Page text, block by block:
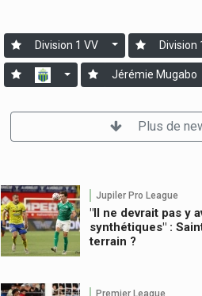
Division 1 VV Division
Jérémie Mugabo
Plus de
Jupiler Pro League
"Il ne devrait pas y
synthétiques" :
terrain ?
Premier League